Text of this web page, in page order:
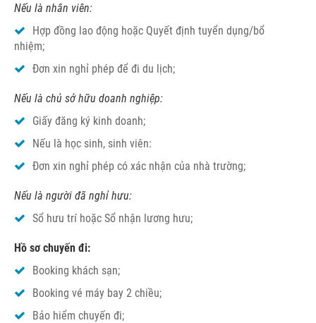
Nếu là nhân viên:
Hợp đồng lao động hoặc Quyết định tuyển dụng/bổ
nhiệm;
Đơn xin nghỉ phép để đi du lịch;
Nếu là chủ sở hữu doanh nghiệp:
Giấy đăng ký kinh doanh;
Nếu là học sinh, sinh viên:
Đơn xin nghỉ phép có xác nhận của nhà trường;
Nếu là người đã nghỉ hưu:
Sổ hưu trí hoặc Sổ nhận lương hưu;
Hồ sơ chuyến đi:
Booking khách sạn;
Booking vé máy bay 2 chiều;
Bảo hiểm chuyến đi;